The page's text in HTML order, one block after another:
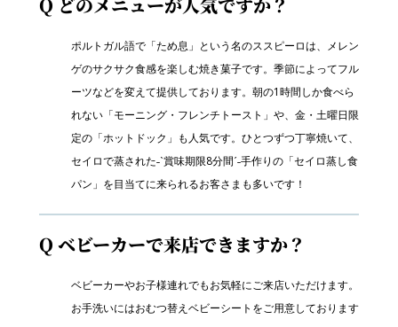
ポルトガル語で「ため息」という名のススピーロは、メレン
ゲのサクサク食感を楽しむ焼き菓子です。季節によってフル
ーツなどを変えて提供しております。朝の1時間しか食べら
れない「モーニング・フレンチトースト」や、金・土曜日限
定の「ホットドック」も人気です。ひとつずつ丁寧焼いて、
セイロで蒸された˗ˋ賞味期限8分間ˊ˗手作りの「セイロ蒸し食
パン」を目当てに来られるお客さまも多いです！
Q ベビーカーで来店できますか？
ベビーカーやお子様連れでもお気軽にご来店いただけます。
お手洗いにはおむつ替えベビーシートをご用意しております